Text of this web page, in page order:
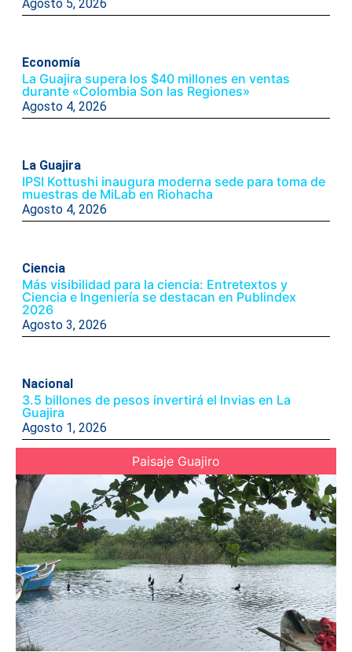
Agosto 5, 2026
Economía
La Guajira supera los $40 millones en ventas
durante «Colombia Son las Regiones»
Agosto 4, 2026
La Guajira
IPSI Kottushi inaugura moderna sede para toma de
muestras de MiLab en Riohacha
Agosto 4, 2026
Ciencia
Más visibilidad para la ciencia: Entretextos y
Ciencia e Ingeniería se destacan en Publindex
2026
Agosto 3, 2026
Nacional
3.5 billones de pesos invertirá el Invias en La
Guajira
Agosto 1, 2026
Paisaje Guajiro